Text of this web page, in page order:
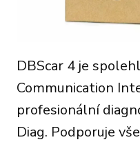
DBScar 4 je
Communication
profesionální
Diag. Podporuje